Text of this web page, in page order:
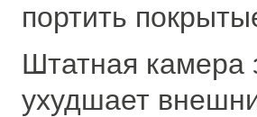
портить
Штатная камера
ухудшает